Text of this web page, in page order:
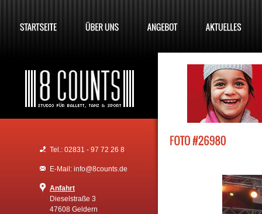
Tel.: 02831 - 97 72 26 8
E-Mail: info@8counts.de
Anfahrt
Dieselstraße 3
47608 Geldern